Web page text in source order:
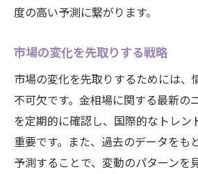
度の高い予測に繋がります。
市場の変化を先取りする戦略
市場の変化を先取りするためには、
不可欠です。金相場に関する最新の
を定期的に確認し、国際的なトレン
重要です。また、過去のデータをも
予測することで、変動のパターンを